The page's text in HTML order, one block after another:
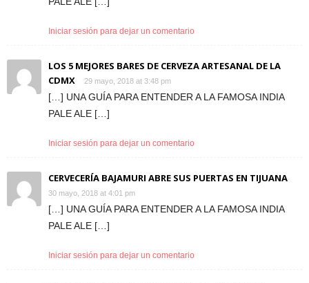
Iniciar sesión para dejar un comentario
LOS 5 MEJORES BARES DE CERVEZA ARTESANAL DE LA
CDMX
29 mayo, 2018 at 3:48 pm
[…] UNA GUÍA PARA ENTENDER A LA FAMOSA INDIA
PALE ALE […]
Iniciar sesión para dejar un comentario
CERVECERÍA BAJAMURI ABRE SUS PUERTAS EN TIJUANA
30 mayo, 2018 at 4:01 pm
[…] UNA GUÍA PARA ENTENDER A LA FAMOSA INDIA
PALE ALE […]
Iniciar sesión para dejar un comentario